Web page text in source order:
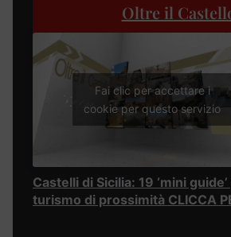
Oltre il
Fai clic per accettare i
cookie per questo servizio
Castelli di Sicilia: 19 ‘mini
turismo di prossimità CLICCA